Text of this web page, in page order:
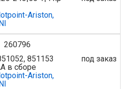
Ariston,
260796
851153
в сборе
Ariston,
под заказ